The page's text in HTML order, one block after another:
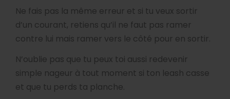
Ne fais pas la même erreur et si tu veux sortir
d’un courant, retiens qu’il ne faut pas ramer
contre lui mais ramer vers le côté pour en sortir.
N’oublie pas que tu peux toi aussi redevenir
simple nageur à tout moment si ton leash casse
et que tu perds ta planche.